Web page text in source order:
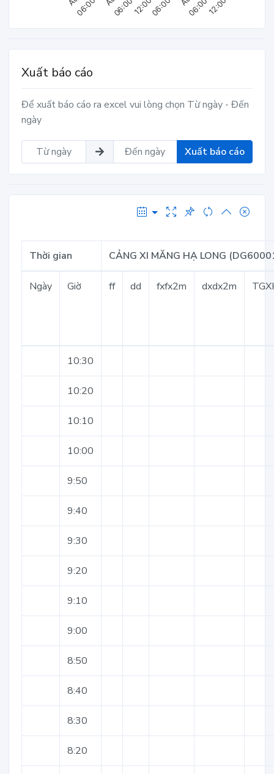
Xuất báo cáo
Để xuất báo cáo ra excel vui lòng chọn Từ ngày - Đến
ngày
Xuất báo cáo
Thời gian CẢNG XI MĂNG HẠ LONG
Ngày Giờ ff dd fxfx2m dxdx2m
10:30
10:20
10:10
10:00
9:50
9:40
9:30
9:20
9:10
9:00
8:50
8:40
8:30
8:20